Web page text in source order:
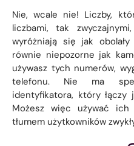
Nie, wcale nie! Liczby,
liczbami, tak
wyróżniają się jak
równie niepozorne jak
używasz tych numerów,
telefonu. Nie ma
identyfikatora, który
Możesz więc używać
tłumem użytkowników